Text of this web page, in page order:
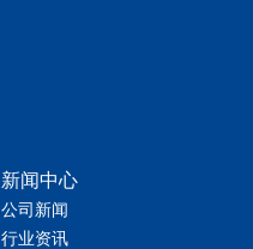
新闻中心
公司新闻
行业资讯